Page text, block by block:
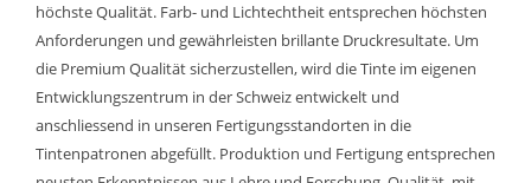
höchste Qualität. Farb- und Lichtechtheit entsprechen höchsten
Anforderungen und gewährleisten brillante Druckresultate. Um
die Premium Qualität sicherzustellen, wird die Tinte im eigenen
Entwicklungszentrum in der Schweiz entwickelt und
anschliessend in unseren Fertigungsstandorten in die
Tintenpatronen abgefüllt. Produktion und Fertigung entsprechen